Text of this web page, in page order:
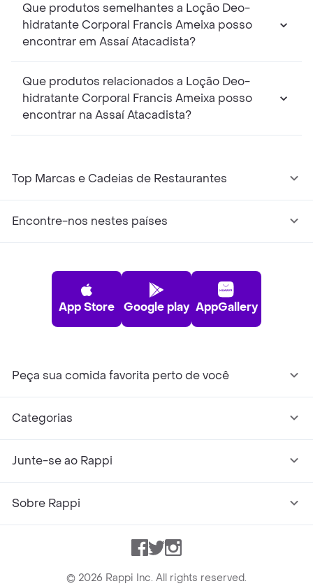
Que produtos semelhantes a Loção Deo-
hidratante Corporal Francis Ameixa posso
encontrar em Assaí Atacadista?
Que produtos relacionados a Loção Deo-
hidratante Corporal Francis Ameixa posso
encontrar na Assaí Atacadista?
Top Marcas e Cadeias de Restaurantes
Encontre-nos nestes países
App Store Google play AppGallery
Peça sua comida favorita perto de você
Categorias
Junte-se ao Rappi
Sobre Rappi
Facebook
TwitterInstagram
© 2026 Rappi Inc. All rights reserved.